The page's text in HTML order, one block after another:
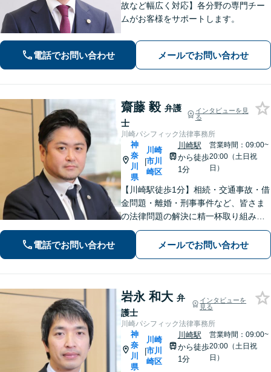
故など幅広く対応】各分野の専門チー
ムがお客様をサポートします。
電話でお問い合わせ メールでお問い合わせ
齋藤 毅 弁護
士
インタビューを見
る
川崎パシフィック法律事務所
神
奈
川
県
|
川崎
市川
崎区
川崎駅
から徒歩
1分
営業時間：09:00~
20:00（土日祝
日）
【川崎駅徒歩1分】相続・交通事故・借
金問題・離婚・刑事事件など、皆さま
の法律問題の解決に精一杯取り組みま
す。持ち前のバイタリティとフットワ
ークの軽さに自信あり。費用の負担を
最小限にするよう努めています。【地
電話でお問い合わせ メールでお問い合わせ
岩永 和大 弁
護士
インタビューを
見る
川崎パシフィック法律事務所
神
奈
川
県
|
川崎
市川
崎区
川崎駅
から徒歩
1分
営業時間：09:00~
20:00（土日祝
日）